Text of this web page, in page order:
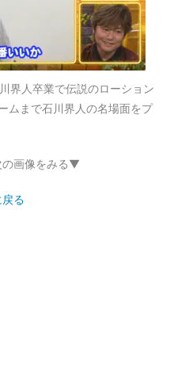
界人卒業で伝説のローション
ムまで石川界人の名場面をプ
画像をみる▼
る